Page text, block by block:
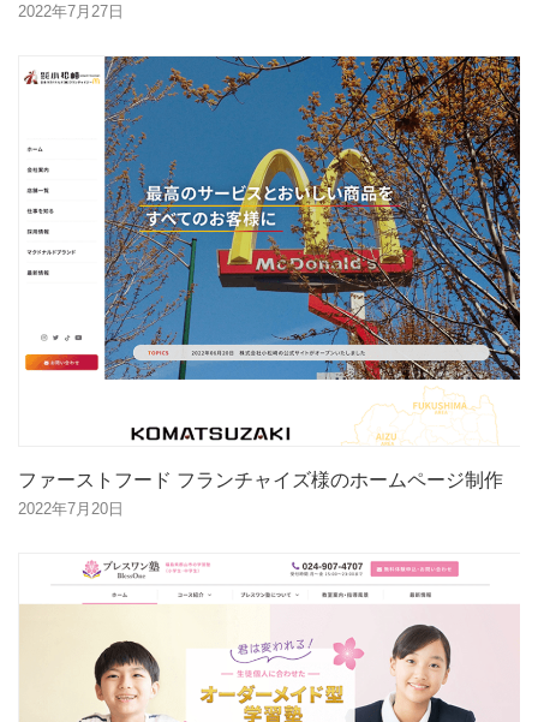
2022年7月27日
ファーストフード フランチャイズ様のホームページ制作
2022年7月20日